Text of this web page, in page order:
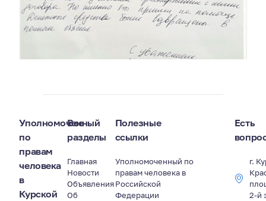
Уполномоченный
по
правам
человека
в
Курской
Все
разделы
Главная
Новости
Объявления
Об
Полезные
ссылки
Уполномоченный по
правам человека в
Российской
Федерации
Есть
г.
2-й